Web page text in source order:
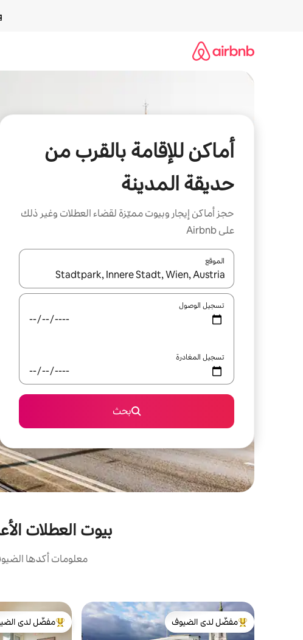
أماكن للإقامة بالقرب من
حديقة المدينة
حجز أماكن إيجار وبيوت مميّزة لقضاء العطلات وغير ذلك
على Airbnb
الموقع
عند توفر النتائج، انتقل باستخدام السهمين لأعلى ولأسفل أو
تسجيل الوصول
تسجيل المغادرة
بحث
بيوت العطلات
معلومات أكدها
من أبرز البيوت المفضّلة لدى الضيوف
مفضّل لدى الضيوف
من أبرز البيوت
مفضّل لدى